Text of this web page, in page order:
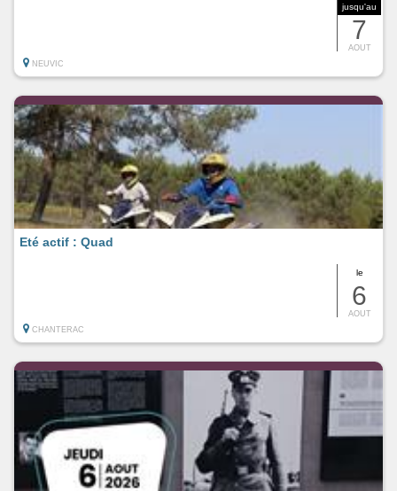
jusqu'au
7
AOUT
NEUVIC
le
6
AOUT
Eté actif : Quad
CHANTERAC